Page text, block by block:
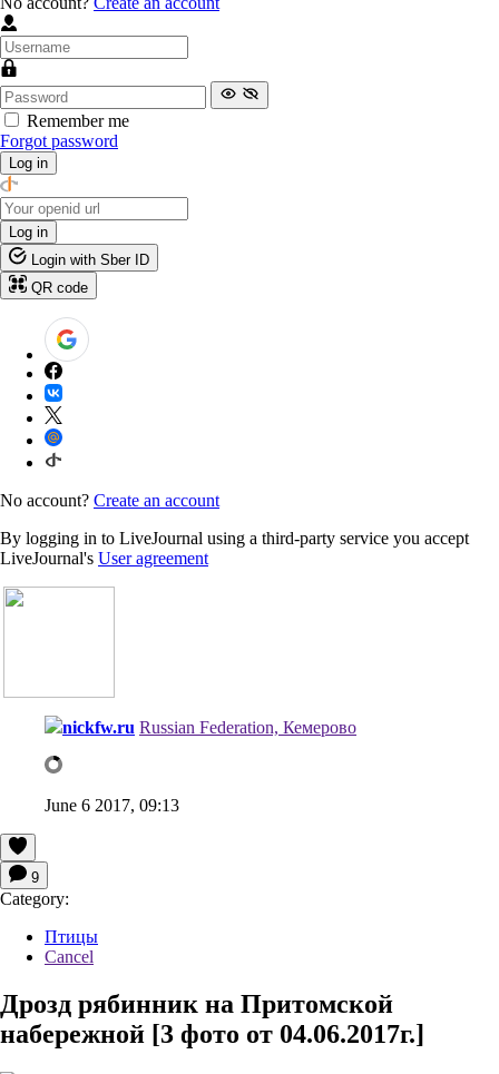
Remember me
Forgot password
Log in
Log in
Login with Sber ID
QR code
No account? Create an account
By logging in to LiveJournal using a third-party service you accept
LiveJournal's User agreement
nickfw.ru Russian Federation, Кемерово
June 6 2017, 09:13
9
Category:
Птицы
Cancel
Дрозд рябинник на Притомской
набережной [3 фото от 04.06.2017г.]